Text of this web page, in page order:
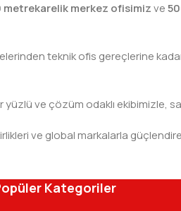
metrekarelik merkez ofisimizve
teknik ofis gereçlerine
ve çözüm odaklı ekibimizle,
ve global markalarla
Kategoriler